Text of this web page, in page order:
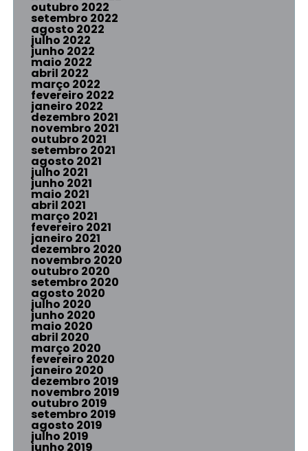
outubro 2022
setembro 2022
agosto 2022
julho 2022
junho 2022
maio 2022
abril 2022
março 2022
fevereiro 2022
janeiro 2022
dezembro 2021
novembro 2021
outubro 2021
setembro 2021
agosto 2021
julho 2021
junho 2021
maio 2021
abril 2021
março 2021
fevereiro 2021
janeiro 2021
dezembro 2020
novembro 2020
outubro 2020
setembro 2020
agosto 2020
julho 2020
junho 2020
maio 2020
abril 2020
março 2020
fevereiro 2020
janeiro 2020
dezembro 2019
novembro 2019
outubro 2019
setembro 2019
agosto 2019
julho 2019
junho 2019